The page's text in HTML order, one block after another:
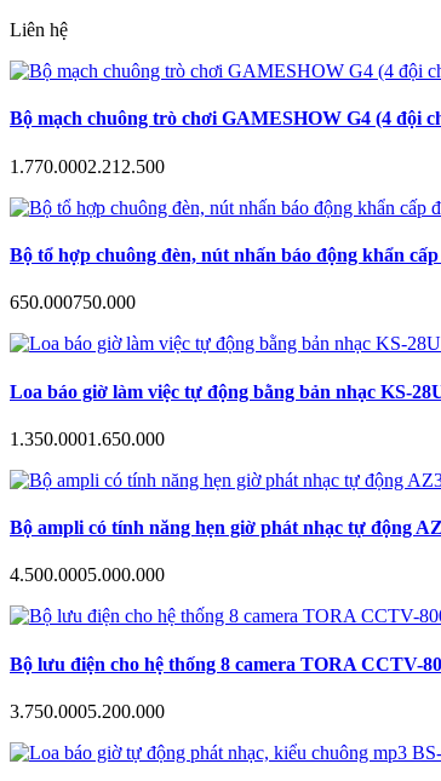
Liên hệ
Bộ mạch chuông trò chơi GAMESHOW G4 (4 đội
1.770.0002.212.500
Bộ tổ hợp chuông đèn, nút nhấn báo động khẩn
650.000750.000
Loa báo giờ làm việc tự động bằng bản nhạc KS-
1.350.0001.650.000
Bộ ampli có tính năng hẹn giờ phát nhạc tự động
4.500.0005.000.000
Bộ lưu điện cho hệ thống 8 camera TORA CCTV-
3.750.0005.200.000